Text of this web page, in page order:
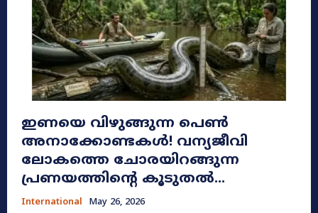
ഇണയെ വിഴുങ്ങുന്ന പെൺ
അനാക്കോണ്ടകൾ! വന്യജീവി
ലോകത്തെ ചോരയിറങ്ങുന്ന
പ്രണയത്തിന്റെ കൂടുതൽ...
International May 26, 2026